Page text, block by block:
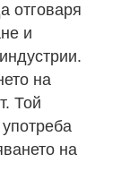
отговаря
и
на
Той
на